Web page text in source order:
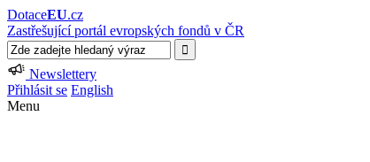
DotaceEU.cz
Zastřešující portál evropských fondů v ČR
Newslettery
Přihlásit se English
Menu